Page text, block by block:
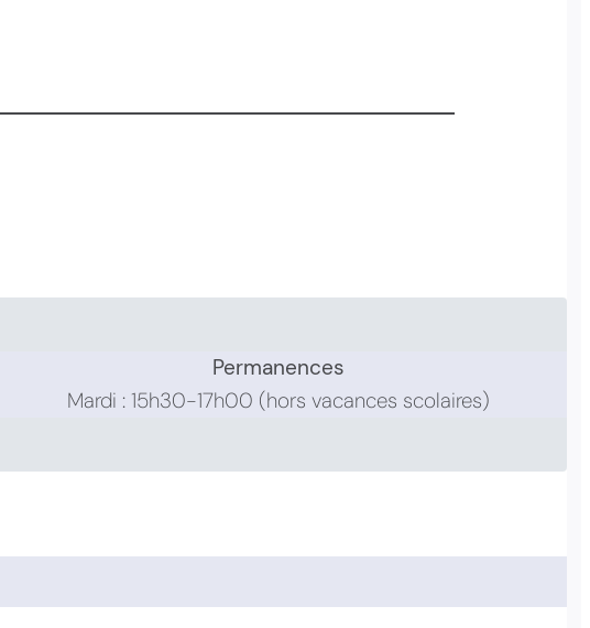
Permanences
Mardi : 15h30-17h00 (hors vacances scolaires)